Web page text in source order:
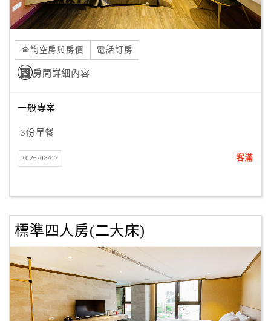
合
作
提
案
合
商
合
作
旅
伴
計
劃
查詢空房與房價 電話訂房
房間詳細內容
一般專案
3份早餐
2026/08/07 客滿
標準四人房(二大床)